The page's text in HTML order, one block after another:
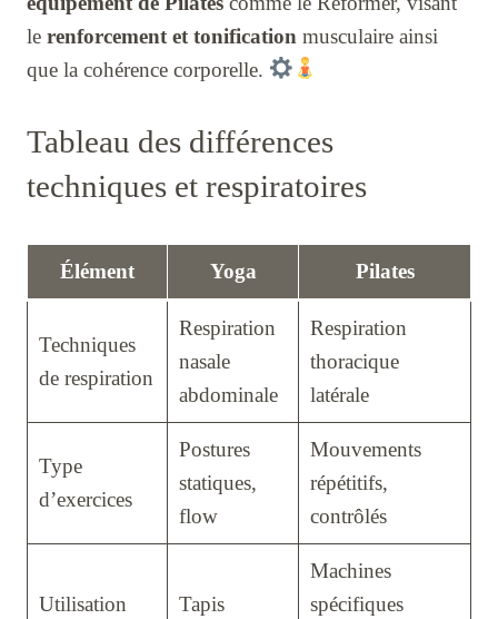
le renforcement et tonification musculaire ainsi
que la cohérence corporelle.
Tableau des différences
techniques et respiratoires
Élément Yoga Pilates
Techniques
de respiration
Respiration
nasale
abdominale
Respiration
thoracique
latérale
Type
d’exercices
Postures
statiques,
flow
Mouvements
répétitifs,
contrôlés
Utilisation
Tapis
Machines
spécifiques